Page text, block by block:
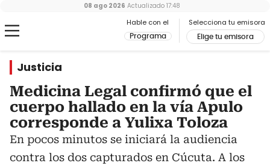
Hable con el
Programa
Selecciona tu emisora
Elige tu emisora
08 ago 2026 Actualizado 17:48
Justicia
Medicina Legal confirmó que el
cuerpo hallado en la vía Apulo
corresponde a Yulixa Toloza
En pocos minutos se iniciará la audiencia
contra los dos capturados en Cúcuta. A los